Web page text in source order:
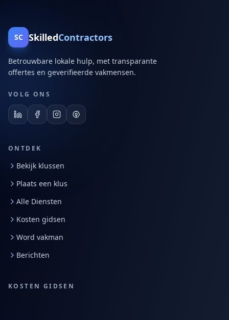
SC SkilledContractors
Betrouwbare lokale hulp, met transparante
offertes en geverifieerde vakmensen.
VOLG ONS
ONTDEK
Bekijk klussen
Plaats een klus
Alle Diensten
Kosten gidsen
Word vakman
Berichten
KOSTEN GIDSEN